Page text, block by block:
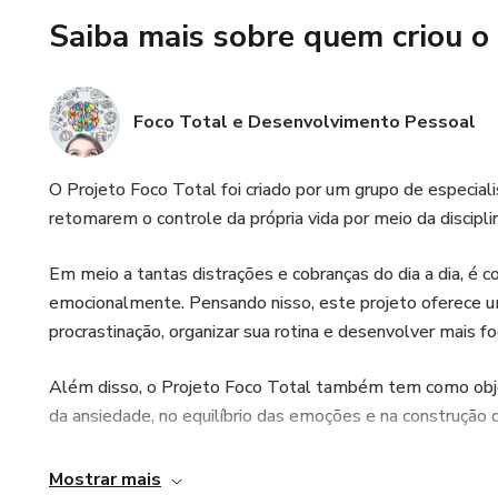
✔️ Os principais gatilhos
✔️ Como evitar crises de
✔️ Como retomar o controle
*MÉTODO EXCLUSIVO –
Você terá acesso a um
C – Compreender
Saiba mais sobre quem criou
Foco Total e Desenvolvimento Pessoal
O Projeto Foco Total foi criado por um grupo de
retomarem o controle da própria vida por meio da
Em meio a tantas distrações e cobranças do dia a dia, é
emocionalmente. Pensando nisso, este projeto oferece
procrastinação, organizar sua rotina e desenvolver mais
Além disso, o Projeto Foco Total também tem como
da ansiedade, no equilíbrio das emoções e na
A proposta não é mudança rápida ou perfeição, mas sim
Mostrar mais